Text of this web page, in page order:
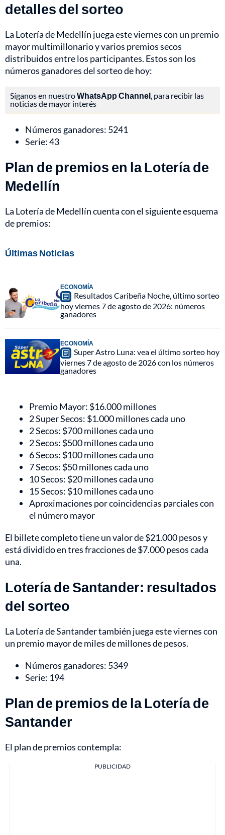
detalles del sorteo
La Lotería de Medellín juega este viernes con un premio
mayor multimillonario y varios premios secos
distribuidos entre los participantes. Estos son los
números ganadores del sorteo de hoy:
Síganos en nuestroWhatsApp Channel, para recibir las
noticias de mayor interés
Números ganadores: 5241
Serie: 43
Plan de premios en la Lotería de
Medellín
La Lotería de Medellín cuenta con el siguiente esquema
de premios:
Últimas Noticias
ECONOMÍA
Resultados Caribeña Noche, último sorteo
hoy viernes 7 de agosto de 2026: números
ganadores
ECONOMÍA
Super Astro Luna: vea el último sorteo hoy
viernes 7 de agosto de 2026 con los números
ganadores
Premio Mayor: $16.000 millones
2 Super Secos: $1.000 millones cada uno
2 Secos: $700 millones cada uno
2 Secos: $500 millones cada uno
6 Secos: $100 millones cada uno
7 Secos: $50 millones cada uno
10 Secos: $20 millones cada uno
15 Secos: $10 millones cada uno
Aproximaciones por coincidencias parciales con
el número mayor
El billete completo tiene un valor de $21.000 pesos y
está dividido en tres fracciones de $7.000 pesos cada
una.
Lotería de Santander: resultados
del sorteo
La Lotería de Santander también juega este viernes con
un premio mayor de miles de millones de pesos.
Números ganadores: 5349
Serie: 194
Plan de premios de la Lotería de
Santander
El plan de premios contempla:
PUBLICIDAD